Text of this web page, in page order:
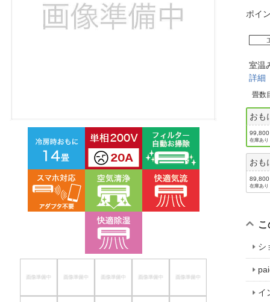
閲覧履歴
ポイ
室温
詳細
畳数
おも
在庫あり
おも
在庫あり
シ
イ